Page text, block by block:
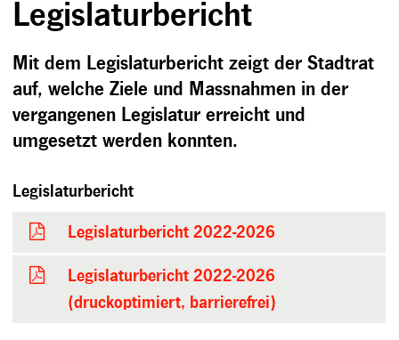
Legislaturbericht
Mit dem Legislaturbericht zeigt der Stadtrat
auf, welche Ziele und Massnahmen in der
vergangenen Legislatur erreicht und
umgesetzt werden konnten.
Legislaturbericht
Legislaturbericht 2022-2026
Legislaturbericht 2022-2026
(druckoptimiert, barrierefrei)